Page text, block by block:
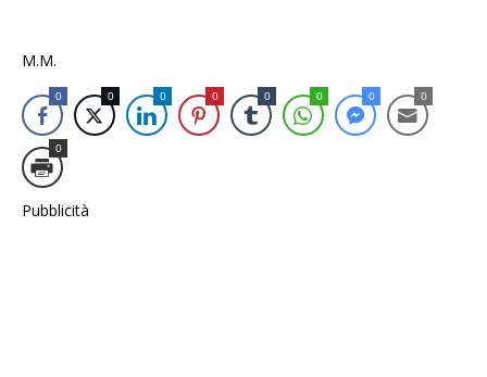
M.M.
0 0 0 0 0 0 0 0
0
Pubblicità